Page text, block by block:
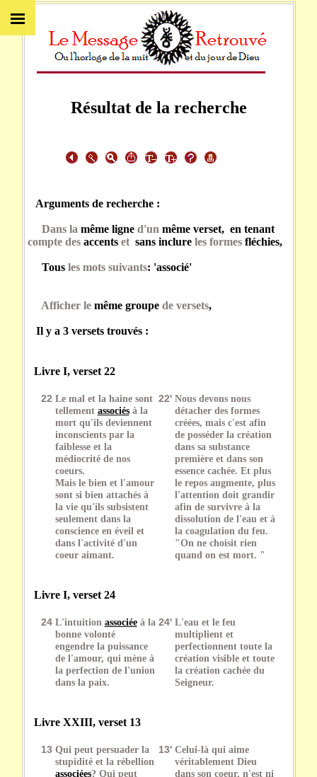
Résultat de la recherche
Arguments de recherche :
Dans la même ligne d'un même verset, en tenant
compte des accents et sans inclureles formes fléchies,
Tous les mots suivants: 'associé'
Afficher le même groupede versets,
Il y a 3 versets trouvés :
Livre I, verset 22
22 Le mal et la haine sont
tellement associésà la
mort qu'ils deviennent
inconscients par la
faiblesse et la
médiocrité de nos
coeurs.
Mais le bien et l'amour
sont si bien attachés à
la vie qu'ils subsistent
seulement dans la
conscience en éveil et
dans l'activité d'un
coeur aimant.
22' Nous devons nous
détacher des formes
créées, mais c'est afin
de posséder la création
dans sa substance
première et dans son
essence cachée. Et plus
le repos augmente, plus
l'attention doit grandir
afin de survivre à la
dissolution de l'eau et à
la coagulation du feu.
"On ne choisit rien
quand on est mort. "
Livre I, verset 24
24 L'intuition associéeà la
bonne volonté
engendre la puissance
de l'amour, qui mène à
la perfection de l'union
dans la paix.
24' L'eau et le feu
multiplient et
perfectionnent toute la
création visible et toute
la création cachée du
Seigneur.
Livre XXIII, verset 13
13 Qui peut persuader la
stupidité et la rébellion
associées? Qui peut
13' Celui-là qui aime
véritablement Dieu
dans son coeur, n'est ni